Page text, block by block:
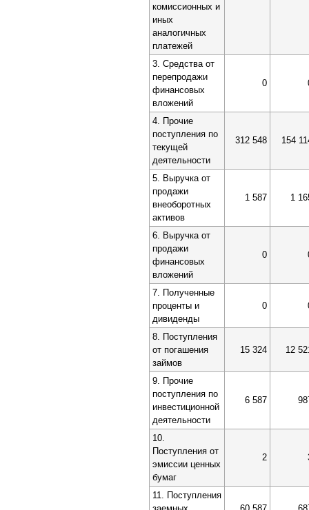
комиссионных и
иных
аналогичных
платежей
3. Средства от
перепродажи
финансовых
вложений
0
4. Прочие
поступления по
текущей
деятельности
312 548 154
5. Выручка от
продажи
внеоборотных
активов
1 587 1
6. Выручка от
продажи
финансовых
вложений
0
7. Полученные
проценты и
дивиденды
0
8. Поступления
от погашения
займов
15 324 12
9. Прочие
поступления по
инвестиционной
деятельности
6 587
10.
Поступления от
эмиссии ценных
бумаг
2
11. Поступления